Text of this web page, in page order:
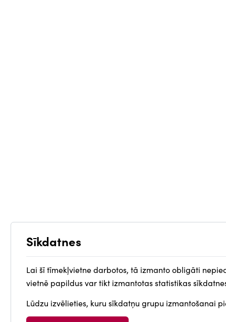
Sīkdatnes
Lai šī tīmekļvietne darbotos, tā izmanto obligāti
vietnē papildus var tikt izmantotas statistikas
Lūdzu izvēlieties, kuru sīkdatņu grupu izmantošanai